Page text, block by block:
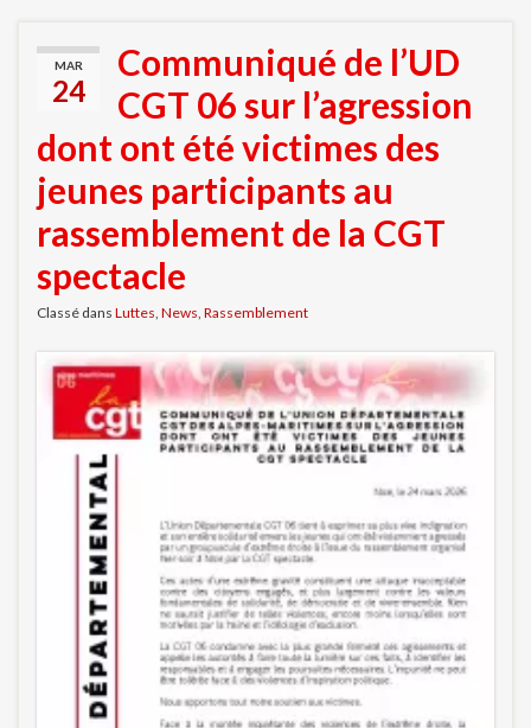
MAR
24
Communiqué de l’UD
CGT 06 sur l’agression
dont ont été victimes des
jeunes participants au
rassemblement de la CGT
spectacle
Classé dans Luttes, News, Rassemblement